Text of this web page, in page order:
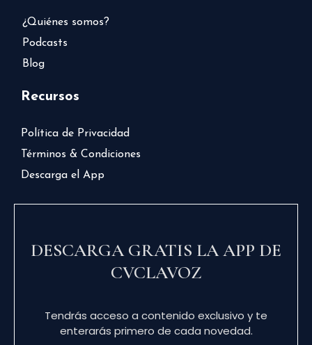
¿Quiénes somos?
Podcasts
Blog
Recursos
Política de Privacidad
Términos & Condiciones
Descarga el App
DESCARGA GRATIS LA APP DE
CVCLAVOZ
Tendrás acceso a contenido exclusivo y te
enterarás primero de cada novedad.